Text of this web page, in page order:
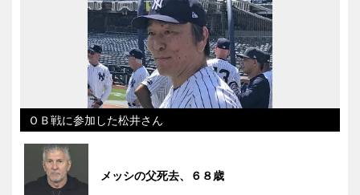
ＯＢ戦に参加した松井さん
メッシの父死去、６８歳